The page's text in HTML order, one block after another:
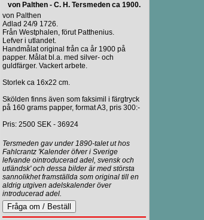
von Palthen - C. H. Tersmeden ca 1900.
von Palthen
Adlad 24/9 1726.
Från Westphalen, förut Patthenius.
Lefver i utlandet.
Handmålat original från ca år 1900 på
papper. Målat bl.a. med silver- och
guldfärger. Vackert arbete.
Storlek ca 16x22 cm.
Skölden finns även som faksimil i färgtryck
på 160 grams papper, format A3, pris 300:-
Pris: 2500 SEK - 36924
Tersmeden gav under 1890-talet ut hos
Fahlcrantz 'Kalender öfver i Sverige
lefvande ointroducerad adel, svensk och
utländsk' och dessa bilder är med största
sannolikhet framställda som original till en
aldrig utgiven adelskalender över
introducerad adel.